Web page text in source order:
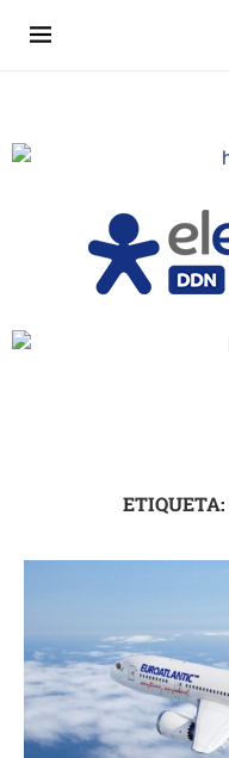
ETIQUETA: